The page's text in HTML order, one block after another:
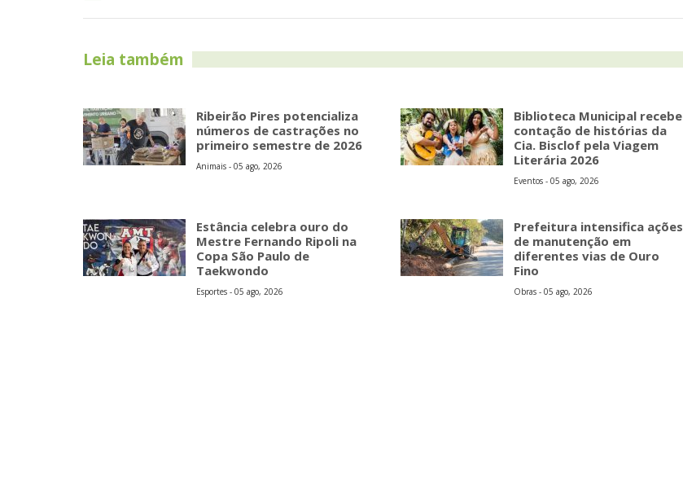
Leia também
Ribeirão Pires potencializa
números de castrações no
primeiro semestre de 2026
Animais - 05 ago, 2026
Biblioteca Municipal recebe
contação de histórias da
Cia. Bisclof pela Viagem
Literária 2026
Eventos - 05 ago, 2026
Estância celebra ouro do
Mestre Fernando Ripoli na
Copa São Paulo de
Taekwondo
Esportes - 05 ago, 2026
Prefeitura intensifica ações
de manutenção em
diferentes vias de Ouro
Fino
Obras - 05 ago, 2026